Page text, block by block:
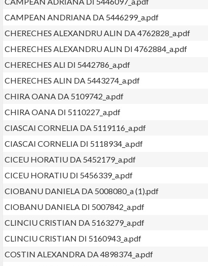
CAMPEAN ANDRIANA DA 5446299_a.pdf
CHERECHES ALEXANDRU ALIN DA 4762828_a.pdf
CHERECHES ALEXANDRU ALIN DI 4762884_a.pdf
CHERECHES ALI DI 5442786_a.pdf
CHERECHES ALIN DA 5443274_a.pdf
CHIRA OANA DA 5109742_a.pdf
CHIRA OANA DI 5110227_a.pdf
CIASCAI CORNELIA DA 5119116_a.pdf
CIASCAI CORNELIA DI 5118934_a.pdf
CICEU HORATIU DA 5452179_a.pdf
CICEU HORATIU DI 5456339_a.pdf
CIOBANU DANIELA DA 5008080_a (1).pdf
CIOBANU DANIELA DI 5007842_a.pdf
CLINCIU CRISTIAN DA 5163279_a.pdf
CLINCIU CRISTIAN DI 5160943_a.pdf
COSTIN ALEXANDRA DA 4898374_a.pdf